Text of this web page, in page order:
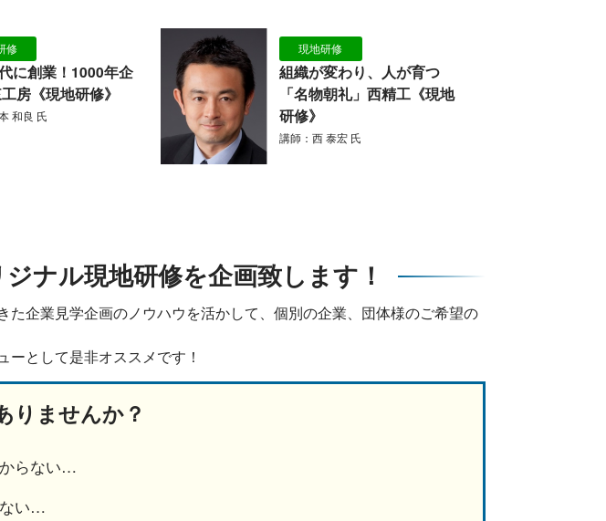
修
に創業！1000年企
房《現地研修》
和良 氏
現地研修
組織が変わり、人が育つ
「名物朝礼」西精工《現地
研修》
講師：西 泰宏 氏
ナル現地研修を企画致します！
企業見学企画のノウハウを活かして、個別の企業、団体様のご希望の
として是非オススメです！
りませんか？
らない…
ない…